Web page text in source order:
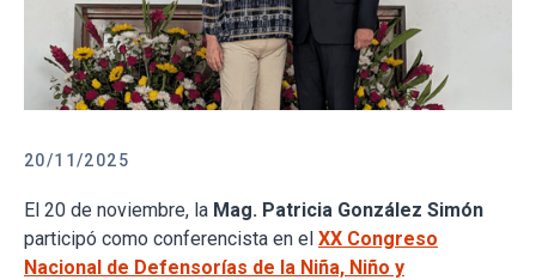
20/11/2025
El 20 de noviembre, la Mag. Patricia González Simón
participó como conferencista en el XX Congreso
Nacional de Defensorías de la Niña, Niño y